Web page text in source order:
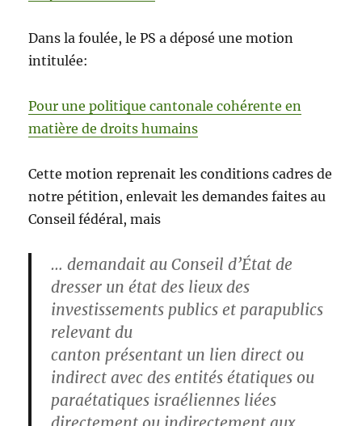
Dans la foulée, le PS a déposé une motion
intitulée:
Pour une politique cantonale cohérente en
matière de droits humains
Cette motion reprenait les conditions cadres de
notre pétition, enlevait les demandes faites au
Conseil fédéral, mais
… demandait au Conseil d’État de
dresser un état des lieux des
investissements publics et parapublics
relevant du
canton présentant un lien direct ou
indirect avec des entités étatiques ou
paraétatiques israéliennes liées